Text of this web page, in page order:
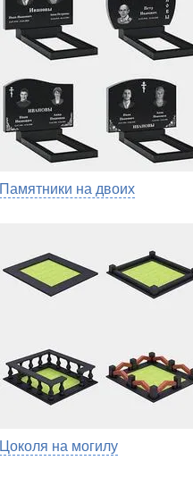
Памятники на двоих
Цоколя на могилу